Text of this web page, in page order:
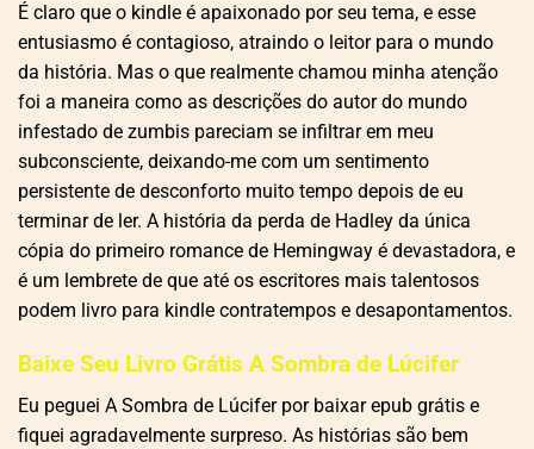
É claro que o kindle é apaixonado por seu tema, e esse
entusiasmo é contagioso, atraindo o leitor para o mundo
da história. Mas o que realmente chamou minha atenção
foi a maneira como as descrições do autor do mundo
infestado de zumbis pareciam se infiltrar em meu
subconsciente, deixando-me com um sentimento
persistente de desconforto muito tempo depois de eu
terminar de ler. A história da perda de Hadley da única
cópia do primeiro romance de Hemingway é devastadora, e
é um lembrete de que até os escritores mais talentosos
podem livro para kindle contratempos e desapontamentos.
Baixe Seu Livro Grátis A Sombra de Lúcifer
Eu peguei A Sombra de Lúcifer por baixar epub grátis e
fiquei agradavelmente surpreso. As histórias são bem